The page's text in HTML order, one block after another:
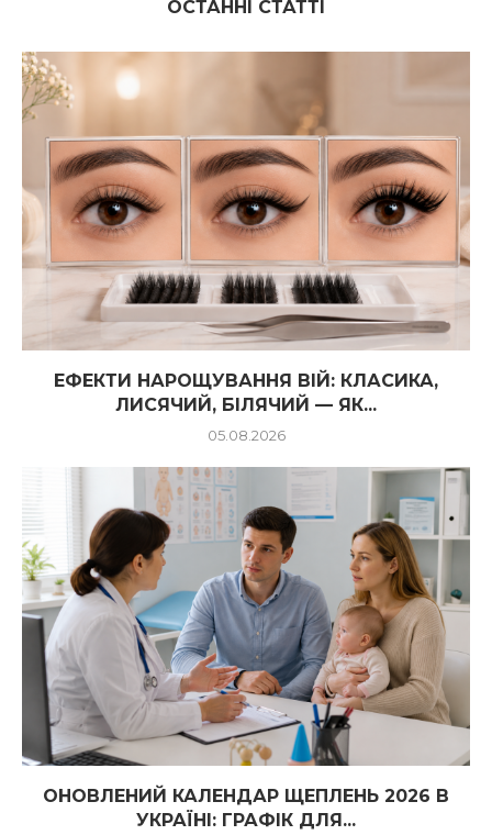
ОСТАННІ СТАТТІ
ЕФЕКТИ НАРОЩУВАННЯ ВІЙ: КЛАСИКА,
ЛИСЯЧИЙ, БІЛЯЧИЙ — ЯК...
05.08.2026
ОНОВЛЕНИЙ КАЛЕНДАР ЩЕПЛЕНЬ 2026 В
УКРАЇНІ: ГРАФІК ДЛЯ...